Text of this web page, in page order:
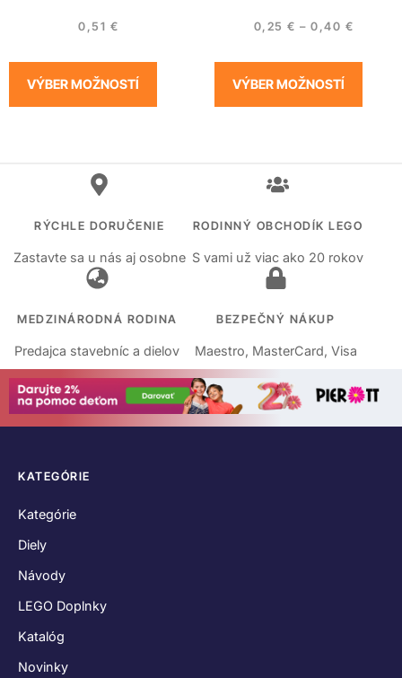
0,51 €
VÝBER MOŽNOSTÍ
0,25€ – 0,40 €
VÝBER MOŽNOSTÍ
RÝCHLE DORUČENIE
Zastavte sa u nás aj osobne
RODINNÝ OBCHODÍK LEGO
S vami už viac ako 20 rokov
MEDZINÁRODNÁ RODINA
Predajca stavebníc a dielov
BEZPEČNÝ NÁKUP
Maestro, MasterCard, Visa
KATEGÓRIE
Kategórie
Diely
Návody
LEGO Doplnky
Katalóg
Novinky